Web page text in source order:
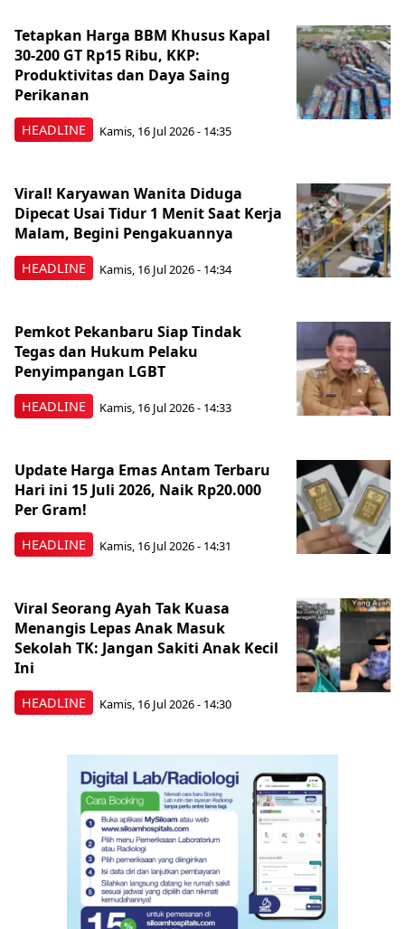
HEADLINE
Tetapkan Harga BBM Khusus Kapal
30-200 GT Rp15 Ribu, KKP:
Produktivitas dan Daya Saing
Perikanan
Kamis, 16 Jul 2026 - 14:35
HEADLINE
Viral! Karyawan Wanita Diduga
Dipecat Usai Tidur 1 Menit Saat Kerja
Malam, Begini Pengakuannya
Kamis, 16 Jul 2026 - 14:34
HEADLINE
Pemkot Pekanbaru Siap Tindak
Tegas dan Hukum Pelaku
Penyimpangan LGBT
Kamis, 16 Jul 2026 - 14:33
HEADLINE
Update Harga Emas Antam Terbaru
Hari ini 15 Juli 2026, Naik Rp20.000
Per Gram!
Kamis, 16 Jul 2026 - 14:31
HEADLINE
Viral Seorang Ayah Tak Kuasa
Menangis Lepas Anak Masuk
Sekolah TK: Jangan Sakiti Anak Kecil
Ini
Kamis, 16 Jul 2026 - 14:30